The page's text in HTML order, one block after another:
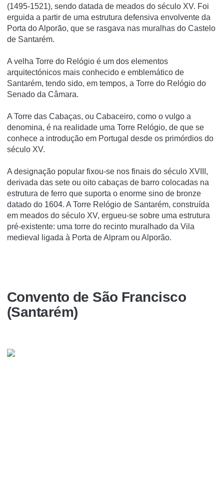
(1495-1521), sendo datada de meados do século XV. Foi
erguida a partir de uma estrutura defensiva envolvente da
Porta do Alporão, que se rasgava nas muralhas do Castelo
de Santarém.
A velha Torre do Relógio é um dos elementos
arquitectónicos mais conhecido e emblemático de
Santarém, tendo sido, em tempos, a Torre do Relógio do
Senado da Câmara.
A Torre das Cabaças, ou Cabaceiro, como o vulgo a
denomina, é na realidade uma Torre Relógio, de que se
conhece a introdução em Portugal desde os primórdios do
século XV.
A designação popular fixou-se nos finais do século XVIII,
derivada das sete ou oito cabaças de barro colocadas na
estrutura de ferro que suporta o enorme sino de bronze
datado do 1604. A Torre Relógio de Santarém, construída
em meados do século XV, ergueu-se sobre uma estrutura
pré-existente: uma torre do recinto muralhado da Vila
medieval ligada à Porta de Alpram ou Alporão.
Convento de São Francisco
(Santarém)